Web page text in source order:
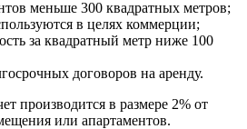
меньше 300 квадратных метров;
в целях коммерции;
за квадратный метр ниже 100
договоров на аренду.
производится в размере 2% от
или апартаментов.